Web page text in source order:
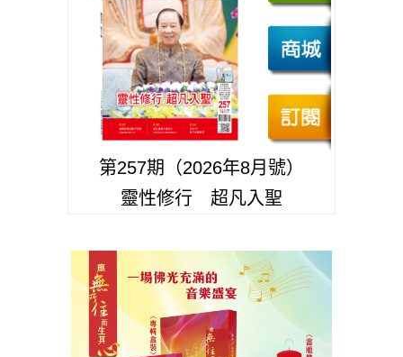
第257期（2026年8月號）
靈性修行 超凡入聖